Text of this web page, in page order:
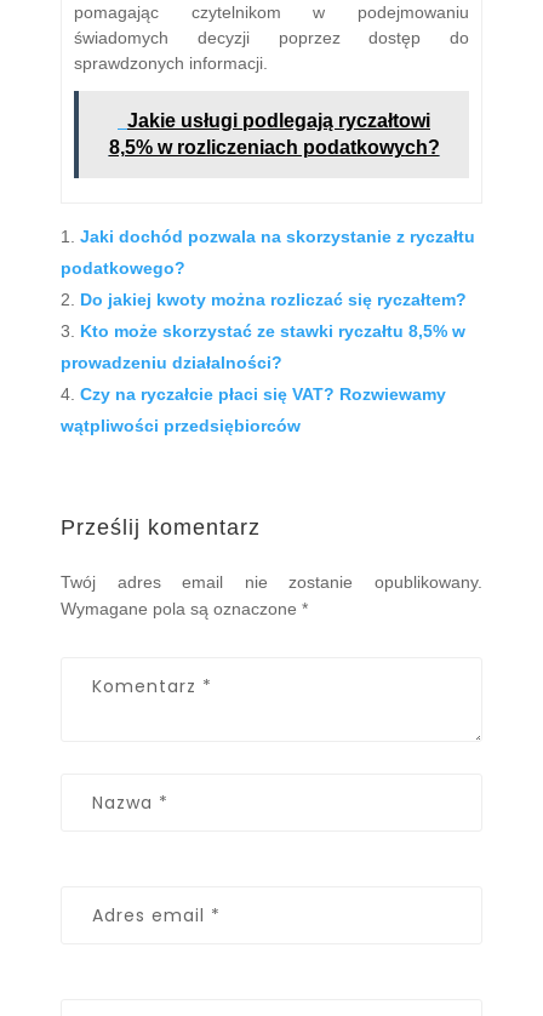
pomagając czytelnikom w podejmowaniu
świadomych decyzji poprzez dostęp do
sprawdzonych informacji.
Jakie usługi podlegają ryczałtowi
8,5% w rozliczeniach podatkowych?
Jaki dochód pozwala na skorzystanie z ryczałtu
podatkowego?
Do jakiej kwoty można rozliczać się ryczałtem?
Kto może skorzystać ze stawki ryczałtu 8,5% w
prowadzeniu działalności?
Czy na ryczałcie płaci się VAT? Rozwiewamy
wątpliwości przedsiębiorców
Prześlij komentarz
Twój adres email nie zostanie opublikowany.
Wymagane pola są oznaczone*